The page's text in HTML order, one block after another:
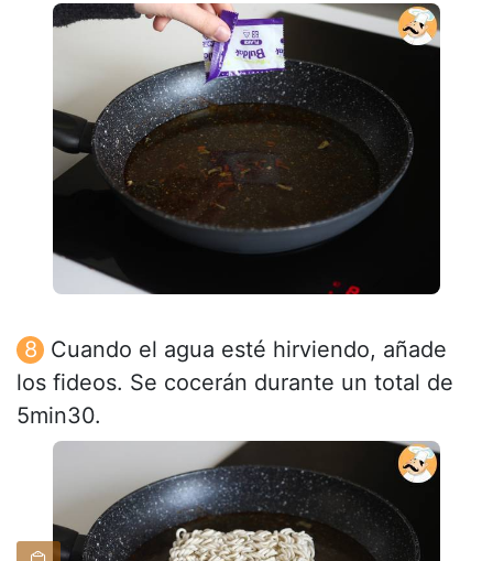
Cuando el agua esté hirviendo, añade
los fideos. Se cocerán durante un total de
5min30.